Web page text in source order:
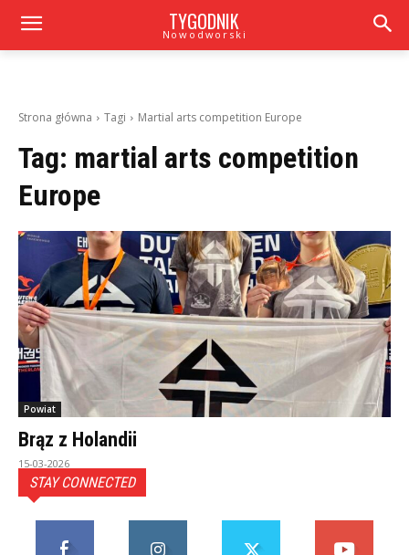
TYGODNIK
Nowodworski
Strona główna Tagi Martial arts competition Europe
Tag: martial arts competition
Europe
Powiat
Brąz z Holandii
15-03-2026
STAY CONNECTED